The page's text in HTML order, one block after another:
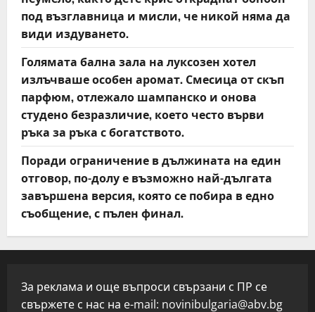
под възглавница и мисли, че никой няма да
види издуването.
Голямата бална зала на луксозен хотел
излъчваше особен аромат. Смесица от скъп
парфюм, отлежало шампанско и онова
студено безразличие, което често върви
ръка за ръка с богатството.
Поради ограничение в дължината на един
отговор, по-долу е възможно най-дългата
завършена версия, която се побира в едно
съобщение, с пълен финал.
За реклама и още въпроси свързани с ПР се
свържете с нас на e-mail: novinibulgaria@abv.bg